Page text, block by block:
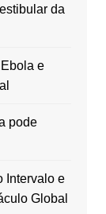
da
e
pode
Intervalo e
Global